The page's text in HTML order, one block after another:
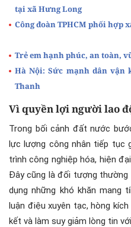
tại xã Hưng Long
Công đoàn TPHCM phối hợp
Trẻ em hạnh phúc, an toàn,
Hà Nội: Sức mạnh dân vận
Thanh
Vì quyền lợi người lao
Trong bối cảnh đất nước
lực lượng công nhân tiếp tục
trình công nghiệp hóa, hiện
Đây cũng là đối tượng
dụng những khó khăn mang
luận điệu xuyên tạc, hòng
kết và làm suy giảm lòng tin